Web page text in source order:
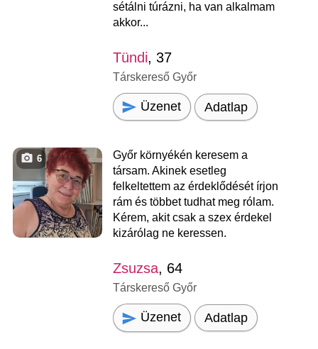
sétálni túrázni, ha van alkalmam
akkor...
Tündi, 37
Társkereső Győr
Üzenet Adatlap
6
Győr környékén keresem a
társam. Akinek esetleg
felkeltettem az érdeklődését írjon
rám és többet tudhat meg rólam.
Kérem, akit csak a szex érdekel
kizárólag ne keressen.
Zsuzsa, 64
Társkereső Győr
Üzenet Adatlap